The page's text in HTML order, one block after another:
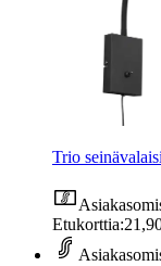
Trio
Etukorttia: